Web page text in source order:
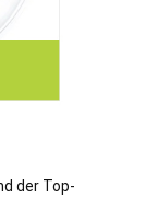
der Top-